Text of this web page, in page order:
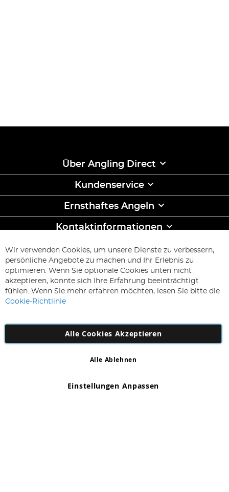
Über Angling Direct
Kundenservice
Ernsthaftes Angeln
Kontaktinformationen
ABONNIEREN & SPAREN
Melden
Sie
unseren
Newsletter
Abonnieren
Firmennummer: 863029607
Wir verwenden Cookies, um unsere Dienste zu verbessern,
persönliche Angebote zu machen und Ihr Erlebnis zu
optimieren. Wenn Sie optionale Cookies unten nicht
akzeptieren, könnte sich Ihre Erfahrung beeinträchtigt
fühlen. Wenn Sie mehr erfahren möchten, lesen Sie bitte die
Cookie-Richtlinie
Alle Cookies Akzeptieren
Einstellungen Anpassen
Alle Ablehnen